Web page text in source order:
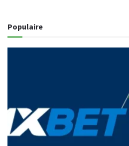
Populaire